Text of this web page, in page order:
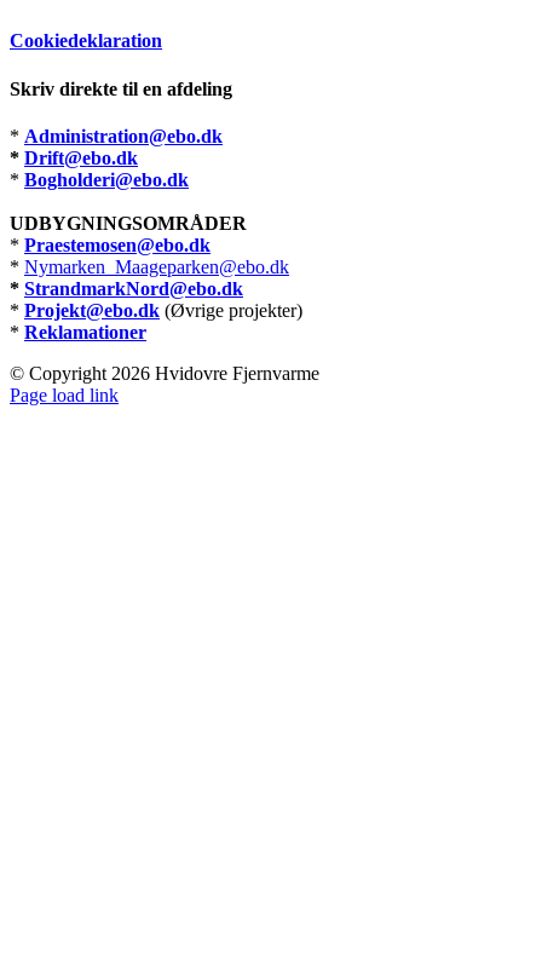
Cookiedeklaration
Skriv direkte til en afdeling
* Administration@ebo.dk
* Drift@ebo.dk
* Bogholderi@ebo.dk
UDBYGNINGSOMRÅDER
* Praestemosen@ebo.dk
* Nymarken_Maageparken@ebo.dk
* StrandmarkNord@ebo.dk
* Projekt@ebo.dk (Øvrige projekter)
* Reklamationer
© Copyright 2026 Hvidovre Fjernvarme
Facebook
X
Instagram
Pinterest
Page load link